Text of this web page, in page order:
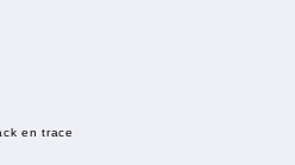
en trace